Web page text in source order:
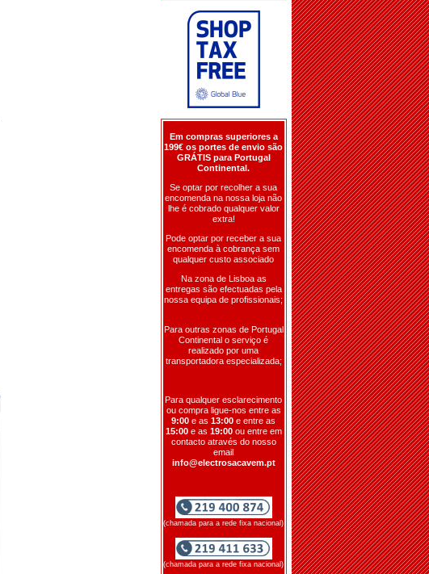
Em compras superiores a
199€ os portes de envio são
GRÁTIS para Portugal
Continental.
Se optar por recolher a sua
encomenda na nossa loja não
lhe é cobrado qualquer valor
extra!
Pode optar por receber a sua
encomenda à cobrança sem
qualquer custo associado
Na zona de Lisboa as
entregas são efectuadas pela
nossa equipa de profissionais;
Para outras zonas de Portugal
Continental o serviço é
realizado por uma
transportadora especializada;
Para qualquer esclarecimento
ou compra ligue-nos entre as
9:00 e as 13:00 e entre as
15:00e as 19:00 ou entre em
contacto através do nosso
email
info@electrosacavem.pt
(chamada para a rede fixa nacional)
(chamada para a rede fixa nacional)